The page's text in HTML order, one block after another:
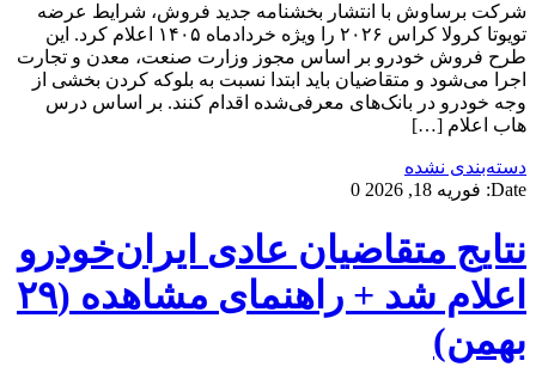
شرکت برساوش با انتشار بخشنامه جدید فروش، شرایط عرضه
تویوتا کرولا کراس ۲۰۲۶ را ویژه خردادماه ۱۴۰۵ اعلام کرد. این
طرح فروش خودرو بر اساس مجوز وزارت صنعت، معدن و تجارت
اجرا می‌شود و متقاضیان باید ابتدا نسبت به بلوکه کردن بخشی از
وجه خودرو در بانک‌های معرفی‌شده اقدام کنند. بر اساس درس
هاب اعلام […]
دسته‌بندی نشده
Date: فوریه 18, 2026 0
نتایج متقاضیان عادی ایران‌خودرو
اعلام شد + راهنمای مشاهده (۲۹
بهمن)